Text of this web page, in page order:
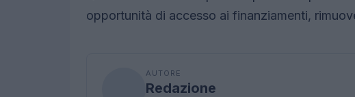
opportunità di accesso ai finanziamenti,
AUTORE
Redazione